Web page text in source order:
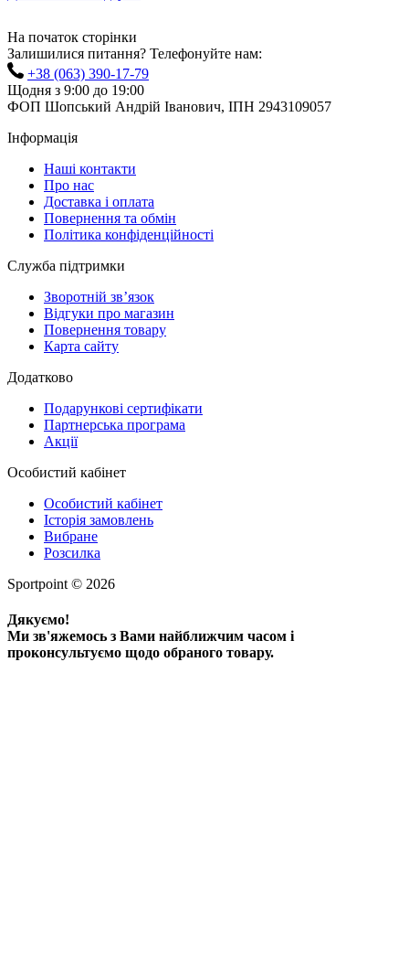
На початок сторінки
Залишилися питання? Телефонуйте нам:
+38 (063) 390-17-79
Щодня з 9:00 до 19:00
ФОП Шопський Андрій Іванович, ІПН 2943109057
Інформація
Наші контакти
Про нас
Доставка і оплата
Повернення та обмін
Політика конфіденційності
Служба підтримки
Зворотній зв’язок
Відгуки про магазин
Повернення товару
Карта сайту
Додатково
Подарункові сертифікати
Партнерська програма
Акції
Особистий кабінет
Особистий кабінет
Історія замовлень
Вибране
Розсилка
Sportpoint © 2026
Дякуємо!
Ми зв'яжемось з Вами найближчим часом і
проконсультуємо щодо обраного товару.